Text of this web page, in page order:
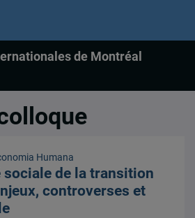
de Montréal
Humana
sociale de la transition
controverses et